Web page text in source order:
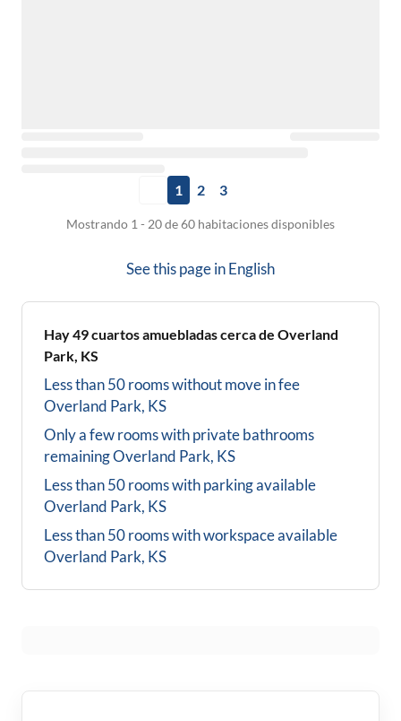
1 2 3
Mostrando 1 - 20 de 60 habitaciones disponibles
See this page inEnglish
Hay49cuartos amuebladas cerca de Overland
Park, KS
Less than 50 rooms without move in fee
Overland Park, KS
Only a few rooms with private bathrooms
remainingOverland Park, KS
Less than 50 rooms with parking available
Overland Park, KS
Less than 50 rooms with workspace available
Overland Park, KS